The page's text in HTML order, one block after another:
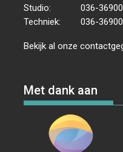
Studio:
036-
Techniek:
036-
Bekijk al onze
Met dank aan